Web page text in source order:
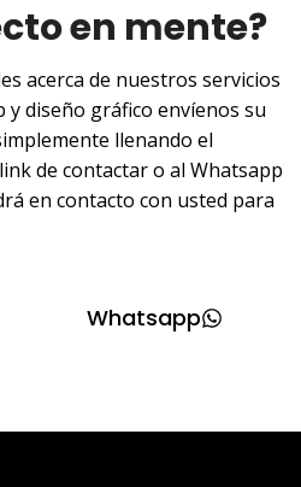
en mente?
acerca de nuestros servicios
diseño gráfico envíenos su
llenando el
de contactar o al Whatsapp
en contacto con usted para
Whatsapp